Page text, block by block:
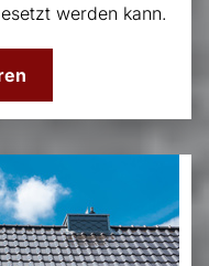
werden kann.